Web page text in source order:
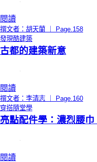
閱讀
撰文者：胡天蘭 ｜ Page.158
發現酷建築
古都的建築新意
閱讀
撰文者：李清志 ｜ Page.160
穿搭隨堂學
亮點配件學：濃烈腰
閱讀